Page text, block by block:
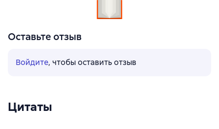
Оставьте отзыв
Войдите, чтобы оставить отзыв
Цитаты